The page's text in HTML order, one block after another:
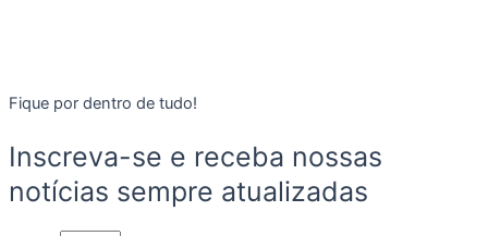
Fique por dentro de tudo!
Inscreva-se e receba nossas
notícias sempre atualizadas